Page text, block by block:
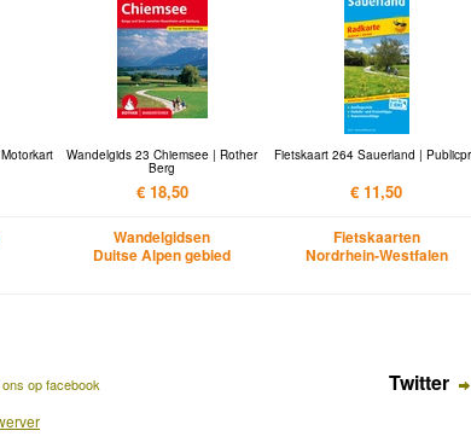
Wandelgids 23 Chiemsee | Rother
Berg
€ 18,50
Wandelgidsen
Duitse Alpen gebied
Fietskaart 264 Sauerland |
€ 11,50
Fietskaarten
Nordrhein-Westfalen
ons op facebook Twitter